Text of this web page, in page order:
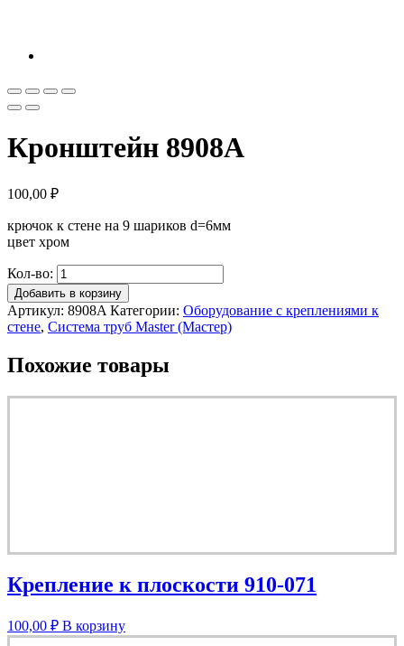
Кронштейн 8908A
100,00 ₽
крючок к стене на 9 шариков d=6мм
цвет хром
Кол-во:
Добавить в корзину
Артикул: 8908A Категории: Оборудование с креплениями к
стене, Система труб Master (Мастер)
Похожие товары
Крепление к плоскости 910-071
100,00 ₽ В корзину